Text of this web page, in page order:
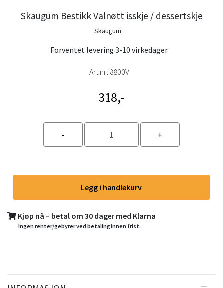
Skaugum Bestikk Valnøtt isskje / dessertskje
Skaugum
Forventet levering 3-10 virkedager
Art.nr: 8800V
318,-
Legg i handlekurv
Kjøp nå – betal om 30 dager med Klarna
Ingen renter/gebyrer ved betaling innen frist.